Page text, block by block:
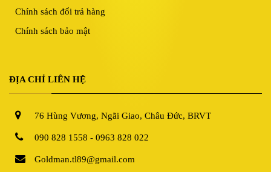
Chính sách đổi trả hàng
Chính sách bảo mật
ĐỊA CHỈ LIÊN HỆ
76 Hùng Vương, Ngãi Giao, Châu Đức, BRVT
090 828 1558 - 0963 828 022
Goldman.tl89@gmail.com